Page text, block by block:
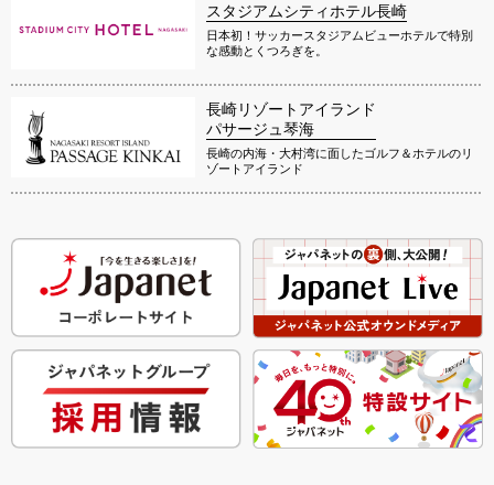
スタジアムシティホテル長崎
日本初！サッカースタジアムビューホテルで特別
な感動とくつろぎを。
長崎リゾートアイランド
パサージュ琴海
長崎の内海・大村湾に面したゴルフ＆ホテルのリ
ゾートアイランド